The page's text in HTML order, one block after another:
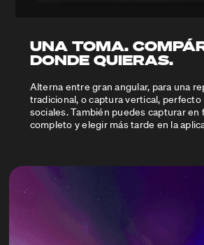
UNA TOMA.
DONDE QUIERAS.
Alterna entre gran angular, para una
tradicional, o captura vertical, perfecto
sociales. También puedes capturar en
completo y elegir más tarde en la